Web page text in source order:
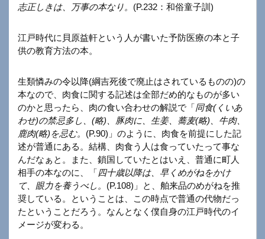
志正しきは、万事の本なり。 (P.232：和俗童子訓)
江戸時代に貝原益軒という人が書いた予防医療の本と子
供の教育方法の本。
生類憐みの令以降(綱吉死後で廃止はされているものの)の
本なので、肉食に関する記述は全部だめ的なものが多い
のかと思ったら、肉の食い合わせの解説で「同食(くいあ
わせ)の禁忌多し、(略)、豚肉に、生姜、蕎麦(略)、牛肉、
鹿肉(略)を忌む。 (P.90)」のように、肉食を前提にした記
述が普通にある。結構、肉食う人は食っていたって事な
んだなぁと。また、鎖国していたとはいえ、普通に町人
相手の本なのに、「四十歳以降は、早くめがねをかけ
て、眼力を養うべし。 (P.108)」と、舶来品のめがねを推
奨している。ということは、この時点で普通の代物だっ
たということだろう。なんとなく僕自身の江戸時代のイ
メージが変わる。